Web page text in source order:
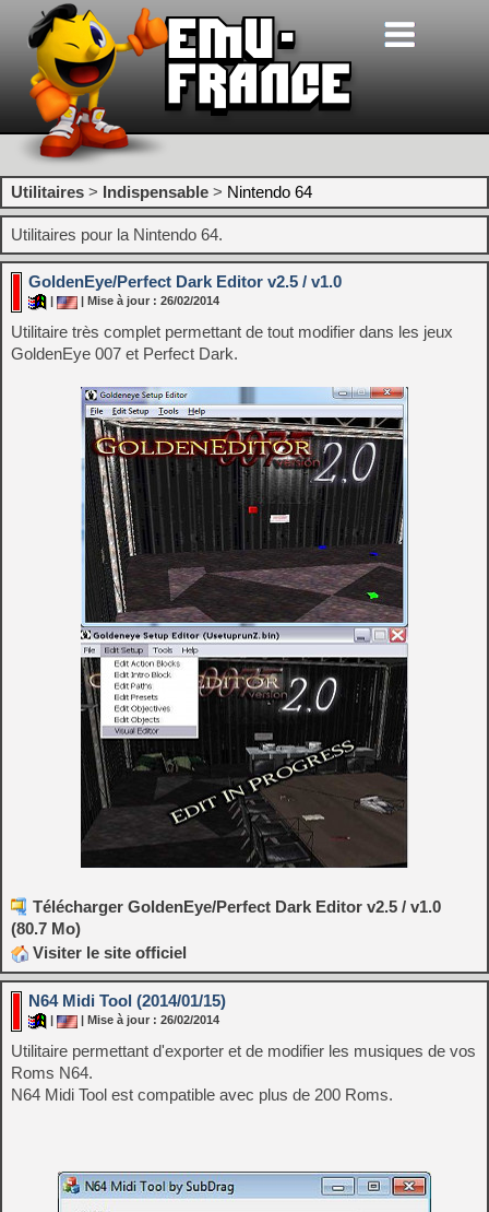
Utilitaires > Indispensable > Nintendo 64
Utilitaires pour la Nintendo 64.
GoldenEye/Perfect Dark Editor v2.5 / v1.0
| Mise à jour : 26/02/2014
Utilitaire très complet permettant de tout modifier dans les jeux
GoldenEye 007 et Perfect Dark.
Télécharger GoldenEye/Perfect Dark Editor v2.5 / v1.0
(80.7 Mo)
Visiter le site officiel
N64 Midi Tool (2014/01/15)
| Mise à jour : 26/02/2014
Utilitaire permettant d'exporter et de modifier les musiques de vos
Roms N64.
N64 Midi Tool est compatible avec plus de 200 Roms.